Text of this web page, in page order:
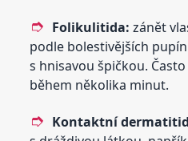
Folikulitida: zánět
podle bolestivějších
s hnisavou špičkou.
během několika minut.
Kontaktní